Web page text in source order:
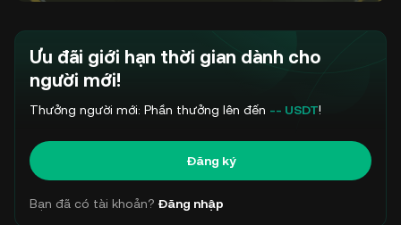
Ưu đãi giới hạn thời gian dành cho
người mới!
Thưởng người mới: Phần thưởng lên đến -- USDT!
Đăng ký
Bạn đã có tài khoản? Đăng nhập